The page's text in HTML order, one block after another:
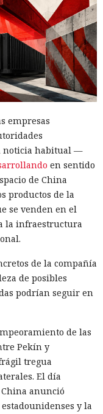
empresas
noticia habitual —
en sentido
de China
productos de la
se venden en el
la infraestructura
de la compañía
de posibles
podrían seguir en
de las
Pekín y
tregua
El día
anunció
y la